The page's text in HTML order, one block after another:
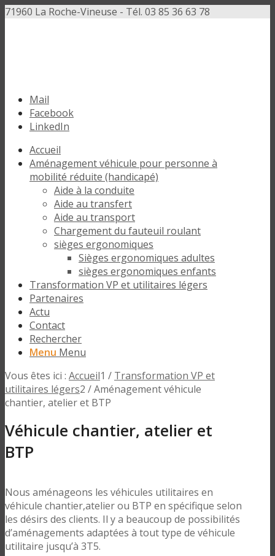
71960 La Roche-Vineuse - Tél. 03 85 36 63 78
Mail
Facebook
LinkedIn
Accueil
Aménagement véhicule pour personne à
mobilité réduite (handicapé)
Aide à la conduite
Aide au transfert
Aide au transport
Chargement du fauteuil roulant
sièges ergonomiques
Sièges ergonomiques adultes
sièges ergonomiques enfants
Transformation VP et utilitaires légers
Partenaires
Actu
Contact
Rechercher
Menu Menu
Vous êtes ici : Accueil1 / Transformation VP et
utilitaires légers2 /Aménagement véhicule
chantier, atelier et BTP
Véhicule chantier, atelier et
BTP
Nous aménageons les véhicules utilitaires en
véhicule chantier,atelier ou BTP en spécifique selon
les désirs des clients. Il y a beaucoup de possibilités
d’aménagements adaptées à tout type de véhicule
utilitaire jusqu’à 3T5.